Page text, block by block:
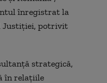
înregistrat la
Justiţiei, potrivit
strategică,
în relaţiile